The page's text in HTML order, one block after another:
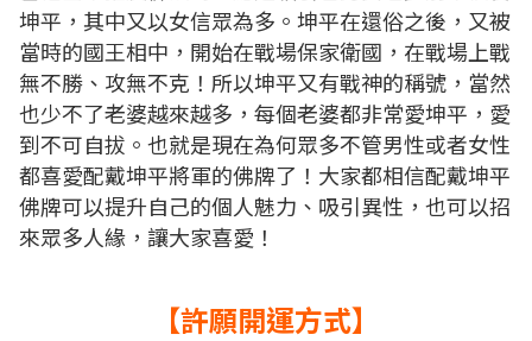
坤平，其中又以女信眾為多。 坤平在還俗之後，又被
當時的國王相中，開始在戰場保家衛國，在戰場上戰
無不勝、攻無不克！所以坤平又有戰神的稱號，當然
也少不了老婆越來越多，每個老婆都非常愛坤平，愛
到不可自拔。 也就是現在為何眾多不管男性或者女性
都喜愛配戴坤平將軍的佛牌了！大家都相信配戴坤平
佛牌可以提升自己的個人魅力、吸引異性，也可以招
來眾多人緣，讓大家喜愛！
【許願開運方式】